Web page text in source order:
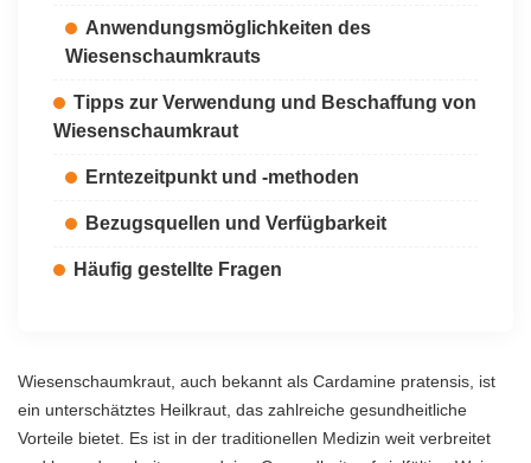
Anwendungsmöglichkeiten des
Wiesenschaumkrauts
Tipps zur Verwendung und Beschaffung von
Wiesenschaumkraut
Erntezeitpunkt und -methoden
Bezugsquellen und Verfügbarkeit
Häufig gestellte Fragen
Wiesenschaumkraut, auch bekannt als Cardamine pratensis, ist
ein unterschätztes Heilkraut, das zahlreiche gesundheitliche
Vorteile bietet. Es ist in der traditionellen Medizin weit verbreitet